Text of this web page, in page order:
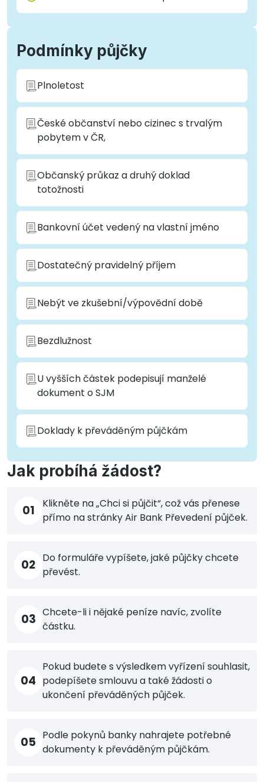
Podmínky půjčky
Plnoletost
České občanství nebo cizinec s trvalým
pobytem v ČR,
Občanský průkaz a druhý doklad
totožnosti
Bankovní účet vedený na vlastní jméno
Dostatečný pravidelný příjem
Nebýt ve zkušební/výpovědní době
Bezdlužnost
U vyšších částek podepisují manželé
dokument o SJM
Doklady k převáděným půjčkám
Jak probíhá žádost?
01
Klikněte na „Chci si půjčit“, což vás přenese
přímo na stránky Air Bank Převedení půjček.
02 Do formuláře vypíšete, jaké půjčky chcete
převést.
03 Chcete-li i nějaké peníze navíc, zvolíte
částku.
04
Pokud budete s výsledkem vyřízení souhlasit,
podepíšete smlouvu a také žádosti o
ukončení převáděných půjček.
05 Podle pokynů banky nahrajete potřebné
dokumenty k převáděným půjčkám.